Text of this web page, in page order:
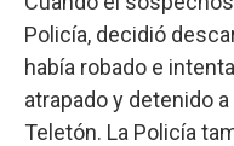
Policía, decidió
había robado e
atrapado y detenido
Teletón. La Policía